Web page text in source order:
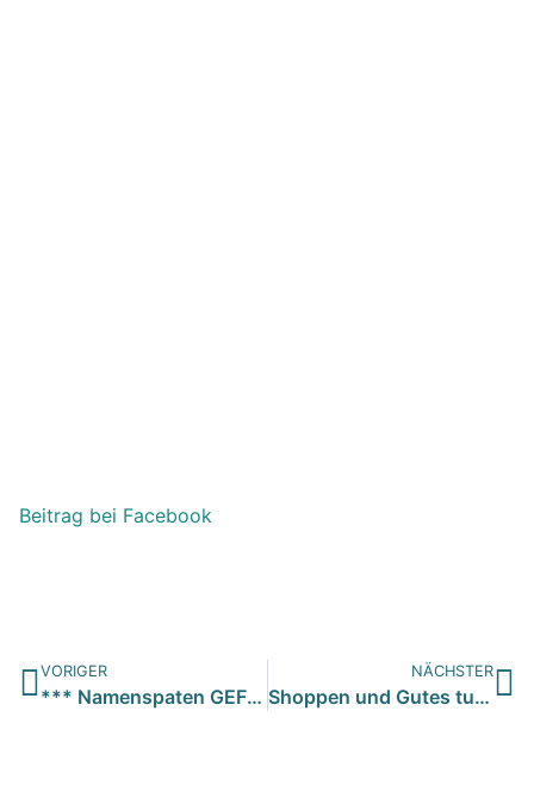
Beitrag bei Facebook
VORIGER
*** Namenspaten GEFUNDEN ***…
NÄCHSTER
Shoppen und Gutes tun…